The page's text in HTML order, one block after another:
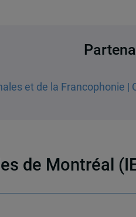
de Montréal